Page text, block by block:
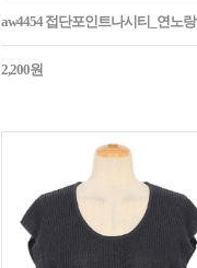
aw4454 접단포인트나시티_연노랑
2,200원